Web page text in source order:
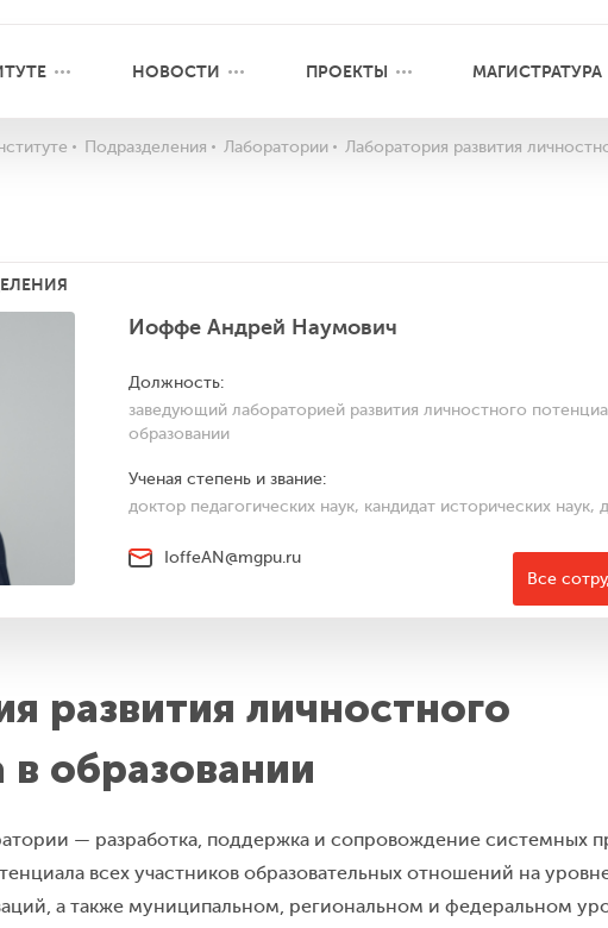
НОВОСТИ ПРОЕКТЫ МАГИСТРАТУРА
Подразделения Лаборатории Лаборатория развития
Иоффе Андрей Наумович
Должность:
заведующий лабораторией развития личностного
образовании
Ученая степень и звание:
доктор педагогических наук, кандидат исторических наук,
IoffeAN@mgpu.ru
Все
развития личностного
в образовании
— разработка, поддержка и сопровождение системных
всех участников образовательных отношений на
а также муниципальном, региональном и федеральном